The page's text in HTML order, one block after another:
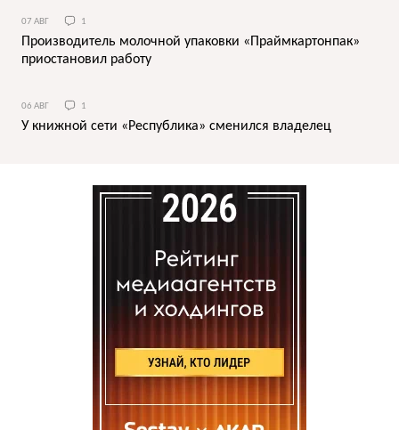
07 АВГ 1
Производитель молочной упаковки «Праймкартонпак»
приостановил работу
06 АВГ 1
У книжной сети «Республика» сменился владелец